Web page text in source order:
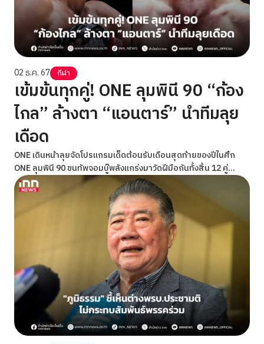
02 ธ.ค. 67 กีฬา
เข้มข้นทุกคู่! ONE ลุมพินี 90 “ก้อง
ไกล” ล้างตา “แอนตาร์” นำทีมลุย
เดือด
ONE เดินหน้าลุยจัดโปรแกรมเด็ดต้อนรับเดือนสุดท้ายของปีในศึก
ONE ลุมพินี 90 ขนทัพจอมบู๊พลังแกร่งมาวัดฝีมือกันทั้งสิ้น 12 คู่
พร้อมถ่ายทอดสดจากสนามมวยเวทีลุมพินี (รามอินทรา) ส่งตรงสู่ผู้
ชมในอีกกว่า 190 ประเทศทั่วโลก วันศุกร์ที่ 6 ธ.ค.นี้ เริ่มคู่แรกเวลา
19.30 น.